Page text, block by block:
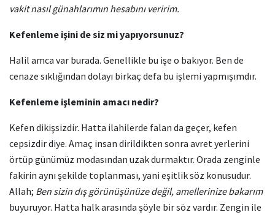
vakit nasıl günahlarımın hesabını veririm.
Kefenleme işini de siz mi yapıyorsunuz?
Halil amca var burada. Genellikle bu işe o bakıyor. Ben de
cenaze sıklığından dolayı birkaç defa bu işlemi yapmışımdır.
Kefenleme işleminin amacı nedir?
Kefen dikişsizdir. Hatta ilahilerde falan da geçer, kefen
cepsizdir diye. Amaç insan dirildikten sonra avret yerlerini
örtüp günümüz modasından uzak durmaktır. Orada zenginle
fakirin aynı şekilde toplanması, yani eşitlik söz konusudur.
Allah; Ben sizin dış görünüşünüze değil, amellerinize bakarım
buyuruyor. Hatta halk arasında şöyle bir söz vardır. Zengin ile